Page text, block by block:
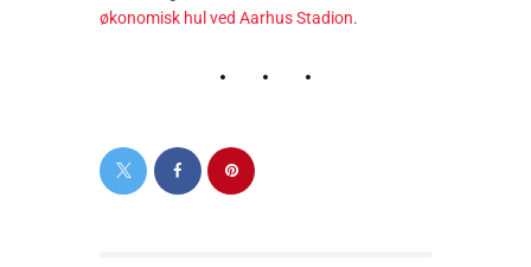
økonomisk hul ved Aarhus Stadion.